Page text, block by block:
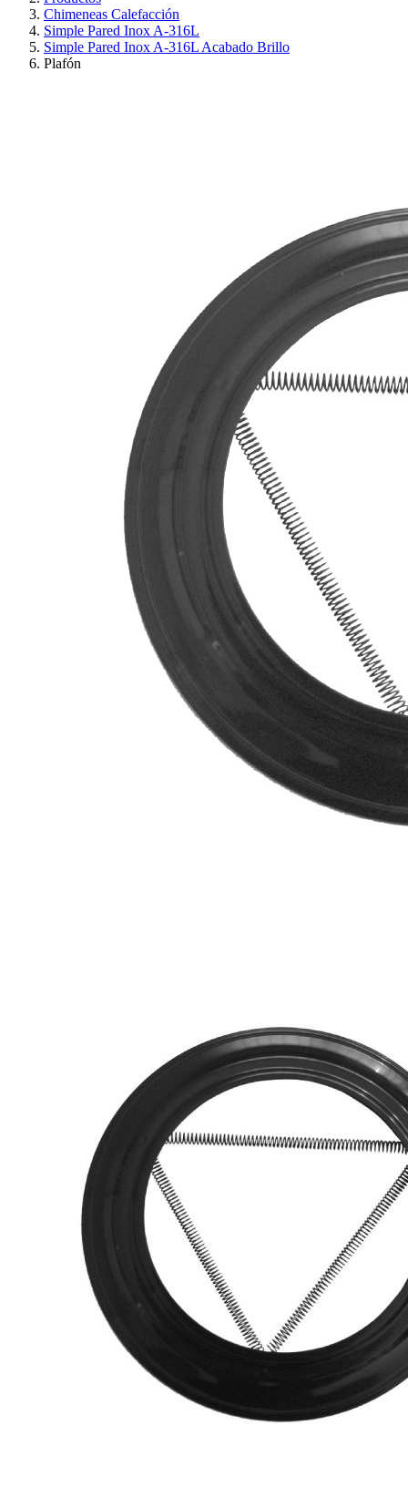
Chimeneas Calefacción
Simple Pared Inox A-316L
Simple Pared Inox A-316L Acabado Brillo
Plafón